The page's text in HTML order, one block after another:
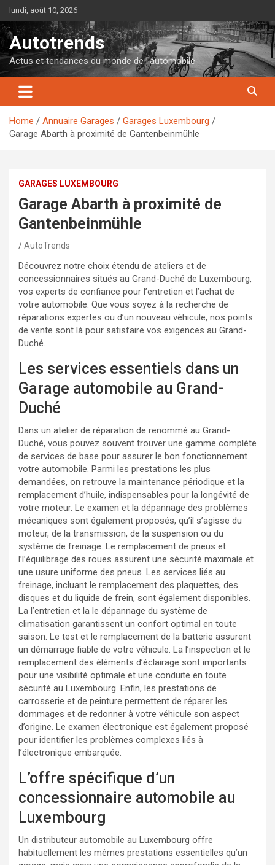
Skip
to
content
lundi, août 10, 2026
Autotrends
Actus et tendances du monde de l'automobile
Home Annuaire Garages
Garages Luxembourg
Garage Abarth à proximité de Gantenbeinmühle
GARAGES LUXEMBOURG
Garage Abarth à proximité de
Gantenbeinmühle
AutoTrends
Découvrez notre choix étendu de ateliers et de
concessionnaires situés au Grand-Duché de Luxembourg,
vos experts de confiance pour l’entretien et l’achat de
votre automobile. Que vous soyez à la recherche de
réparations expertes ou d’un nouveau véhicule, nos points
de vente sont là pour satisfaire vos exigences au Grand-
Duché.
Les services essentiels dans un
Garage automobile au Grand-
Duché
Dans un atelier de réparation de renommé au Grand-
Duché, vous pouvez souvent trouver une gamme complète
de services de base pour assurer le bon fonctionnement
votre automobile. Parmi les prestations les plus
demandées, on retrouve la maintenance périodique et la
remplacement d’huile, indispensables pour la longévité de
votre moteur. Le examen et la dépannage des problèmes
mécaniques sont également proposés, qu’il s’agisse du
moteur, de la transmission, de la suspension ou du
système de freinage. Le remplacement de pneus et
l’l’équilibrage des roues assurent une sécurité maximale et
une usure uniforme des pneus. Les services liés au
freinage, incluant le remplacement des plaquettes, des
disques et du liquide de frein, sont également disponibles.
La l’entretien et la le dépannage du système de
climatisation garantissent un confort optimal en toute
saison. Le test et le remplacement de la batterie assurent
un démarrage fiable de votre véhicule. La l’inspection et le
remplacement des éléments d’éclairage sont importants
pour une visibilité optimale et une conduite en toute
sécurité au Luxembourg. Enfin, les prestations de
carrosserie et de peinture permettent de réparer les
dommages et de redonner à votre véhicule son aspect
d’origine. Le examen électronique est également proposé
pour identifier les problèmes complexes liés à
l’électronique embarquée.
L’offre spécifique d’un
concessionnaire automobile au
Luxembourg
Un distributeur automobile au Luxembourg offre
habituellement les mêmes prestations essentielles qu’un